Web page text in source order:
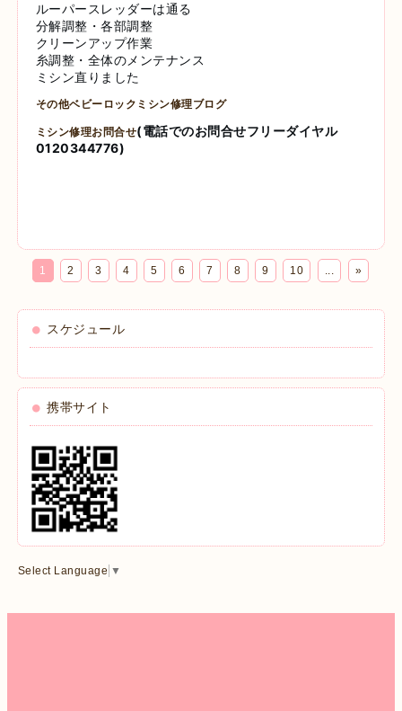
ルーパースレッダーは通る
分解調整・各部調整
クリーンアップ作業
糸調整・全体のメンテナンス
ミシン直りました
その他ベビーロックミシン修理ブログ
ミシン修理お問合せ(電話でのお問合せフリーダイヤル
0120344776)
1 2 3 4 5 6 7 8 9 10 ... »
スケジュール
携帯サイト
Select Language ▼